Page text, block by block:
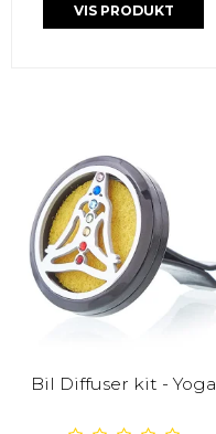
VIS PRODUKT
Bil Diffuser kit - Yoga